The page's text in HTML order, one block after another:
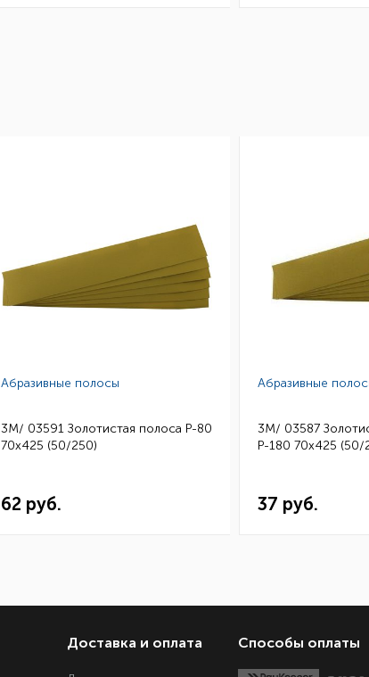
Абразивные полосы
3M/ 03591 Золотистая полоса Р-80
70х425 (50/250)
62 руб.
Абразивные
3M/ 03587
Р-180 70х425 (50/
37 руб.
Доставка и оплата Способы оплаты